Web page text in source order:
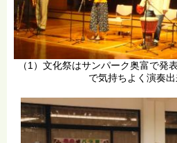
（1）文化祭はサンパーク奥富で発
で気持ちよく演奏出